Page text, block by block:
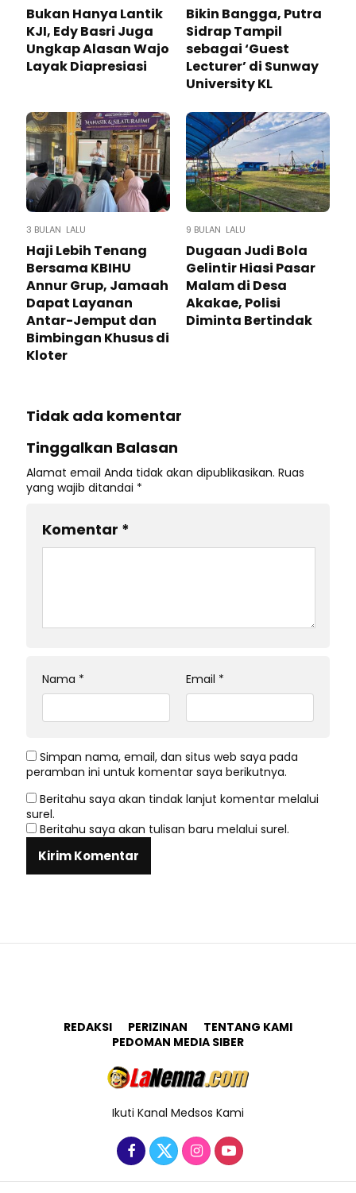
Bukan Hanya Lantik
KJI, Edy Basri Juga
Ungkap Alasan Wajo
Layak Diapresiasi
Bikin Bangga, Putra
Sidrap Tampil
sebagai ‘Guest
Lecturer’ di Sunway
University KL
3 BULAN LALU
Haji Lebih Tenang
Bersama KBIHU
Annur Grup, Jamaah
Dapat Layanan
Antar-Jemput dan
Bimbingan Khusus di
Kloter
9 BULAN LALU
Dugaan Judi Bola
Gelintir Hiasi Pasar
Malam di Desa
Akakae, Polisi
Diminta Bertindak
Tidak ada komentar
Tinggalkan Balasan
Alamat email Anda tidak akan dipublikasikan. Ruas
yang wajib ditandai *
Komentar *
Nama * Email *
Simpan nama, email, dan situs web saya pada
peramban ini untuk komentar saya berikutnya.
Beritahu saya akan tindak lanjut komentar melalui
surel.
Beritahu saya akan tulisan baru melalui surel.
REDAKSI PERIZINAN
TENTANG KAMI
PEDOMAN MEDIA SIBER
Ikuti Kanal Medsos Kami